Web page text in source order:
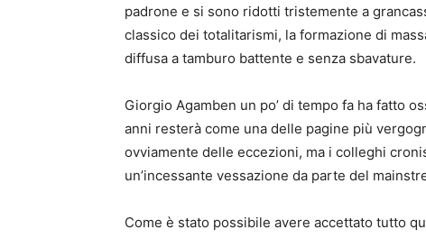
padrone e si sono ridotti tristemente a
classico dei totalitarismi, la formazione di
diffusa a tamburo battente e senza sbavature.
Giorgio Agamben un po’ di tempo fa ha fatto
anni resterà come una delle pagine più
ovviamente delle eccezioni, ma i colleghi
un’incessante vessazione da parte del
Come è stato possibile avere accettato tutto